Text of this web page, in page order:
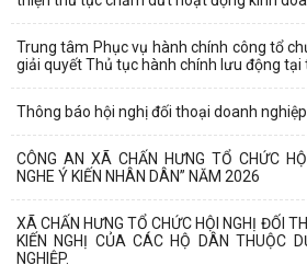
Trung tâm Phục vụ hành chính công tổ
giải quyết Thủ tục hành chính lưu động tại
Thông báo hội nghị đối thoại doanh
CÔNG AN XÃ CHẤN HƯNG TỔ CHỨC
NGHE Ý KIẾN NHÂN DÂN” NĂM 2026
XÃ CHẤN HƯNG TỔ CHỨC HỘI NGHỊ ĐỐI
KIẾN NGHỊ CỦA CÁC HỘ DÂN THUỘC
NGHIỆP.